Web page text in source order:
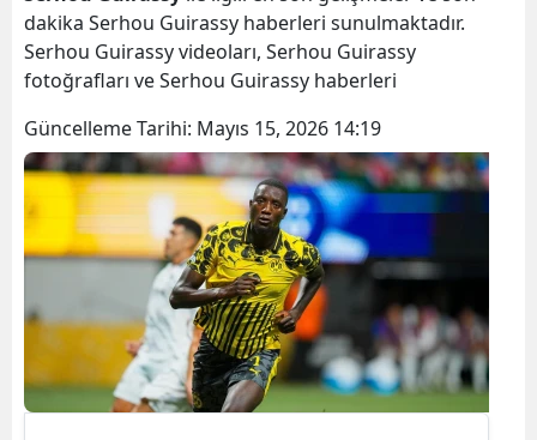
dakika Serhou Guirassy haberleri sunulmaktadır.
Serhou Guirassy videoları, Serhou Guirassy
fotoğrafları ve Serhou Guirassy haberleri
Güncelleme Tarihi: Mayıs 15, 2026 14:19